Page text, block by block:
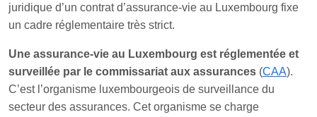
juridique d’un contrat d’assurance-vie au Luxembourg fixe
un cadre réglementaire très strict.
Une assurance-vie au Luxembourg est réglementée et
surveillée par le commissariat aux assurances (CAA).
C’est l’organisme luxembourgeois de surveillance du
secteur des assurances. Cet organisme se charge